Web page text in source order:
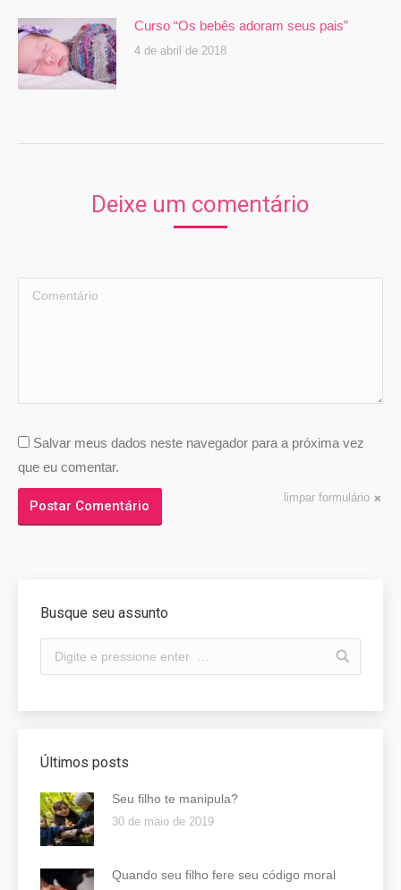
Curso “Os bebês adoram seus pais”
4 de abril de 2018
Deixe um comentário
Comentário
Salvar meus dados neste navegador para a próxima vez
que eu comentar.
limpar formulário
Postar Comentário
Busque seu assunto
Últimos posts
Seu filho te manipula?
30 de maio de 2019
Quando seu filho fere seu código moral